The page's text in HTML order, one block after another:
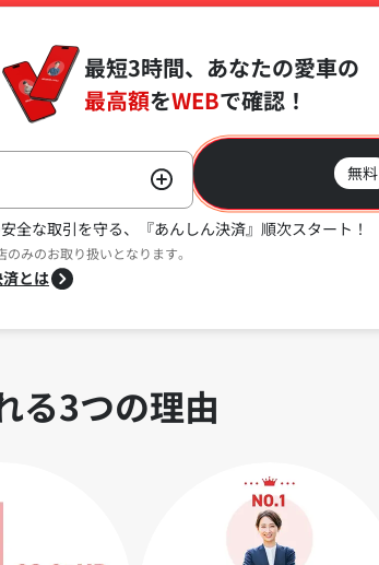
最短3時間、あなたの愛車の
最高額をWEBで確認！
無料
全な取引を守る、『あんしん決済』順次スタート！
みのお取り扱いとなります。
とは
る3つの理由